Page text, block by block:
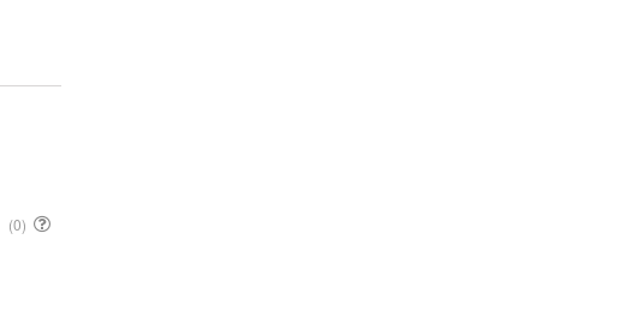
(0)